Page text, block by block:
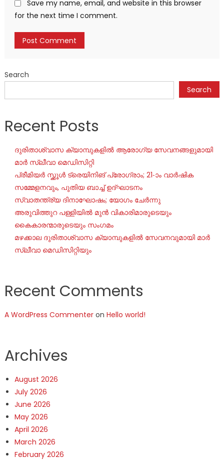
Save my name, email, and website in this browser
for the next time I comment.
Search
Search
Recent Posts
ദുരിതാശ്വാസ ക്യാമ്പുകളിൽ ആരോഗ്യ സേവനങ്ങളുമായി
മാർ സ്ലീവാ മെഡിസിറ്റി
പ്രീമിയർ സ്ക്കൂൾ ട്രെയിനിങ് പ്രോഗ്രാം; 21-ാം വാർഷിക
സമ്മേളനവും, പുതിയ ബാച്ച് ഉദ്ഘാടനം
സ്വാതന്ത്ര്യ ദിനാഘോഷം; യോഗം ചേർന്നു
അരുവിത്തുറ പള്ളിയിൽ മുൻ വികാരിമാരുടെയും
കൈകാരന്മാരുടെയും സംഗമം
മഴക്കാല ദുരിതാശ്വാസ ക്യാമ്പുകളിൽ സേവനവുമായി മാർ
സ്ലീവാ മെഡിസിറ്റിയും
Recent Comments
A WordPress Commenteron Hello world!
Archives
August 2026
July 2026
June 2026
May 2026
April 2026
March 2026
February 2026